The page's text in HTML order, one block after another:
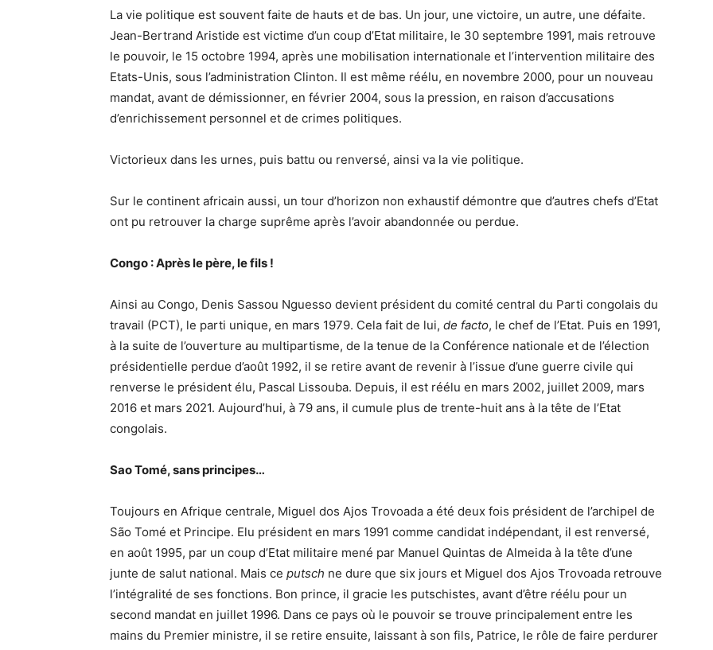
La vie politique est souvent faite de hauts et de bas. Un jour, une victoire, un autre, une défaite.
Jean-Bertrand Aristide est victime d’un coup d’Etat militaire, le 30 septembre 1991, mais retrouve
le pouvoir, le 15 octobre 1994, après une mobilisation internationale et l’intervention militaire des
Etats-Unis, sous l’administration Clinton. Il est même réélu, en novembre 2000, pour un nouveau
mandat, avant de démissionner, en février 2004, sous la pression, en raison d’accusations
d’enrichissement personnel et de crimes politiques.
Victorieux dans les urnes, puis battu ou renversé, ainsi va la vie politique.
Sur le continent africain aussi, un tour d’horizon non exhaustif démontre que d’autres chefs d’Etat
ont pu retrouver la charge suprême après l’avoir abandonnée ou perdue.
Congo : Après le père, le fils !
Ainsi au Congo, Denis Sassou Nguesso devient président du comité central du Parti congolais du
travail (PCT), le parti unique, en mars 1979. Cela fait de lui, de facto, le chef de l’Etat. Puis en 1991,
à la suite de l’ouverture au multipartisme, de la tenue de la Conférence nationale et de l’élection
présidentielle perdue d’août 1992, il se retire avant de revenir à l’issue d’une guerre civile qui
renverse le président élu, Pascal Lissouba. Depuis, il est réélu en mars 2002, juillet 2009, mars
2016 et mars 2021. Aujourd’hui, à 79 ans, il cumule plus de trente-huit ans à la tête de l’Etat
congolais.
Sao Tomé, sans principes…
Toujours en Afrique centrale, Miguel dos Ajos Trovoada a été deux fois président de l’archipel de
São Tomé et Principe. Elu président en mars 1991 comme candidat indépendant, il est renversé,
en août 1995, par un coup d’Etat militaire mené par Manuel Quintas de Almeida à la tête d’une
junte de salut national. Mais ce putsch ne dure que six jours et Miguel dos Ajos Trovoada retrouve
l’intégralité de ses fonctions. Bon prince, il gracie les putschistes, avant d’être réélu pour un
second mandat en juillet 1996. Dans ce pays où le pouvoir se trouve principalement entre les
mains du Premier ministre, il se retire ensuite, laissant à son fils, Patrice, le rôle de faire perdurer